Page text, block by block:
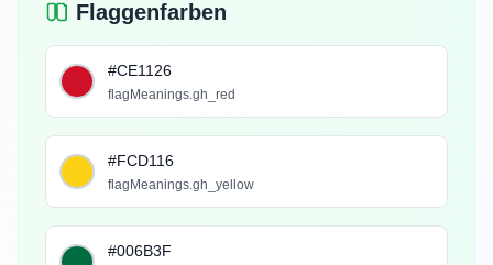
Flaggenfarben
#CE1126
flagMeanings.gh_red
#FCD116
flagMeanings.gh_yellow
#006B3F